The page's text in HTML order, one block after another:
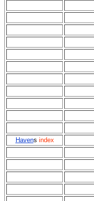
Havens index